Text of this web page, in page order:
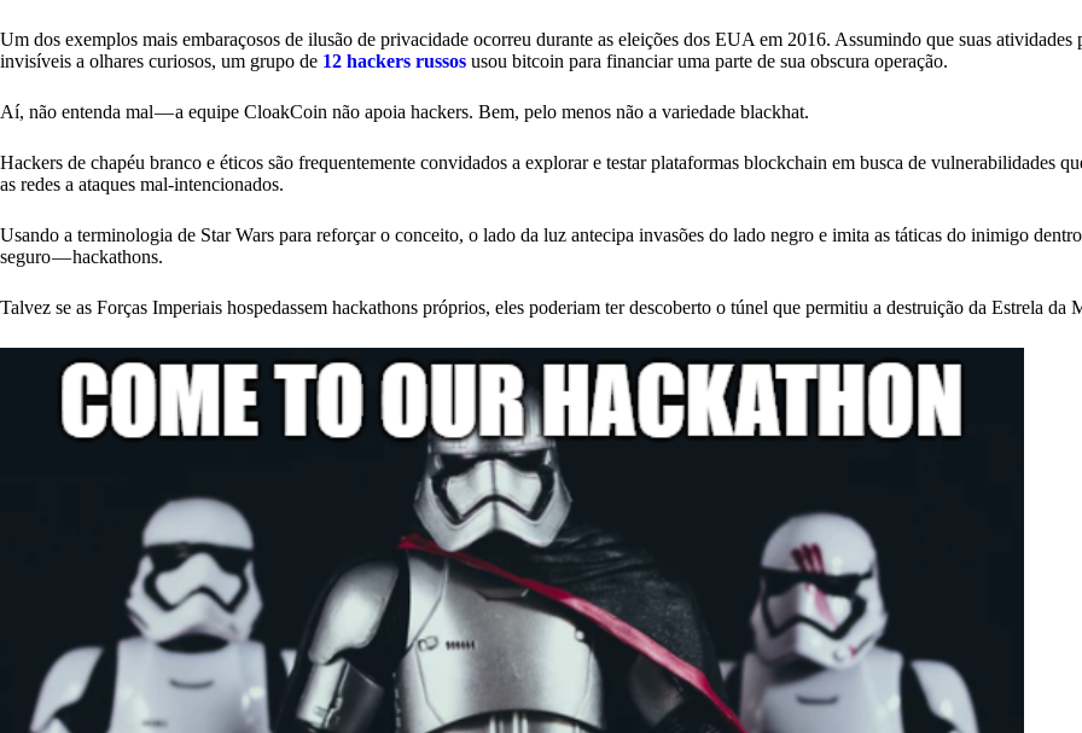
Um dos exemplos mais embaraçosos de ilusão de privacidade ocorreu durante as eleições dos EUA em 2016. Assumindo que suas atividades
invisíveis a olhares curiosos, um grupo de 12 hackers russos usou bitcoin para financiar uma parte de sua obscura operação.
Aí, não entenda mal — a equipe CloakCoin não apoia hackers. Bem, pelo menos não a variedade blackhat.
Hackers de chapéu branco e éticos são frequentemente convidados a explorar e testar plataformas blockchain em busca de vulnerabilidades
as redes a ataques mal-intencionados.
Usando a terminologia de Star Wars para reforçar o conceito, o lado da luz antecipa invasões do lado negro e imita as táticas do inimigo
seguro — hackathons.
Talvez se as Forças Imperiais hospedassem hackathons próprios, eles poderiam ter descoberto o túnel que permitiu a destruição da Estrela da